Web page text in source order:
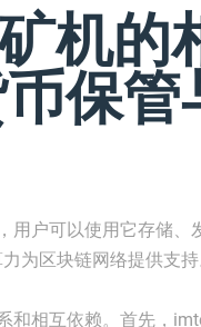
机的
保管
用户可以使用它存储、
为区块链网络提供支持
和相互依赖。首先，